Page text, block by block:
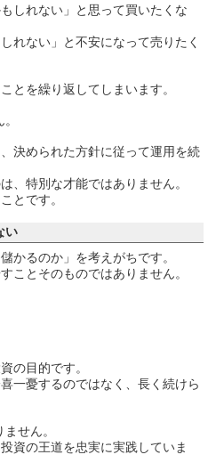
しれない」と思って買いたくな
れない」と不安になって売りたく
とを繰り返してしまいます。
決められた方針に従って運用を続
、特別な才能ではありません。
とです。
い
かるのか」を考えがちです。
ことそのものではありません。
の目的です。
一憂するのではなく、長く続けら
せん。
資の王道を忠実に実践していま